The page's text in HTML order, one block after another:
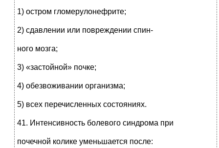
1) остром гломерулонефрите;
2) сдавлении или повреждении спин-
ного мозга;
3) «застойной» почке;
4) обезвоживании организма;
5) всех перечисленных состояниях.
41. Интенсивность болевого синдрома при
почечной колике уменьшается после: